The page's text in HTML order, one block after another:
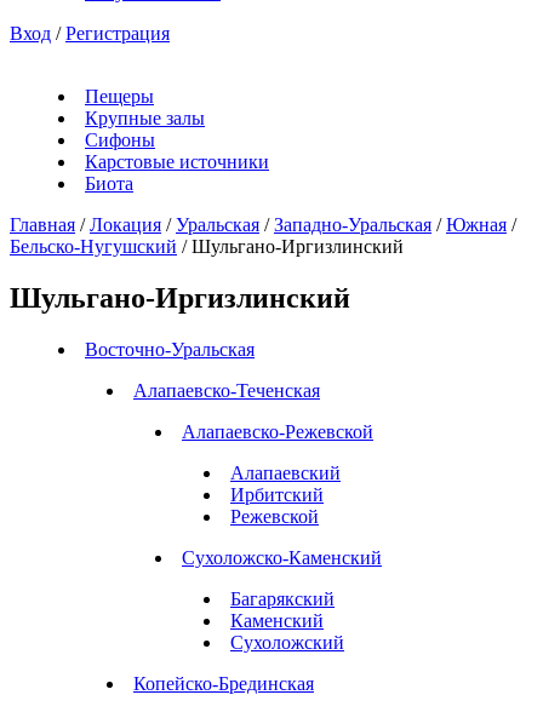
Вход / Регистрация
Пещеры
Крупные залы
Сифоны
Карстовые источники
Биота
Главная / Локация / Уральская / Западно-Уральская / Южная /
Бельско-Нугушский / Шульгано-Иргизлинский
Шульгано-Иргизлинский
Восточно-Уральская
Алапаевско-Теченская
Алапаевско-Режевской
Алапаевский
Ирбитский
Режевской
Сухоложско-Каменский
Багарякский
Каменский
Сухоложский
Копейско-Брединская